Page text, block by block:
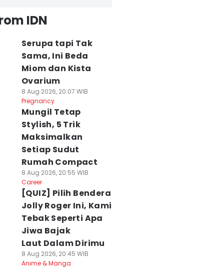
Setelah
Agu 2026, 19:32 WIB
2026
06 Agu 2026, 18:17 WIB
Sport
IDN
Serupa tapi Tak
Sama, Ini Beda
Miom dan Kista
Ovarium
8 Aug 2026, 20:07 WIB
Pregnancy
Mungil Tetap
Stylish, 5 Trik
Maksimalkan
Setiap Sudut
Rumah Compact
8 Aug 2026, 20:55 WIB
Career
[QUIZ] Pilih Bendera
Jolly Roger Ini, Kami
Tebak Seperti Apa
Jiwa Bajak
Laut Dalam Dirimu
8 Aug 2026, 20:45 WIB
Anime & Manga